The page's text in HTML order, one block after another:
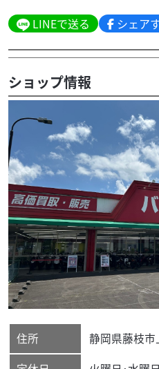
LINEで送る シェア
ショップ情報
住所 静岡県藤枝市